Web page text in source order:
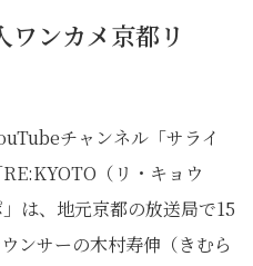
ワンカメ京都リ
チャンネル「サライ
（リ・キョウ
は、地元京都の放送局で15
ンサーの木村寿伸（きむら